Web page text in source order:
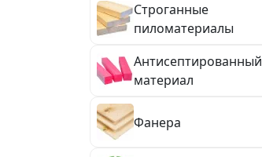
Строганные
пиломатериалы
Антисептированный
материал
Фанера